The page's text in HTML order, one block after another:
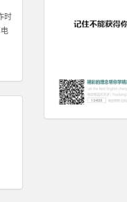
时